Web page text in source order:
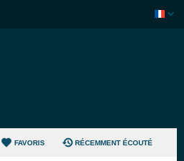
FAVORIS RÉCEMMENT ÉCOUTÉ